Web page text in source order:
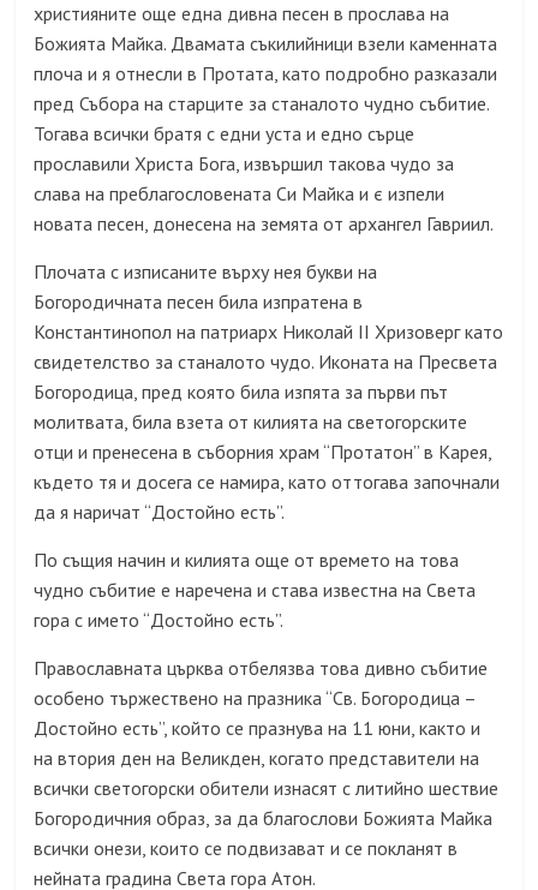
християните още една дивна песен в прослава на
Божията Майка. Двамата съкилийници взели каменната
плоча и я отнесли в Протата, като подробно разказали
пред Събора на старците за станалото чудно събитие.
Тогава всички братя с едни уста и едно сърце
прославили Христа Бога, извършил такова чудо за
слава на преблагословената Си Майка и є изпели
новата песен, донесена на земята от архангел Гавриил.
Плочата с изписаните върху нея букви на
Богородичната песен била изпратена в
Константинопол на патриарх Николай II Хризоверг като
свидетелство за станалото чудо. Иконата на Пресвета
Богородица, пред която била изпята за първи път
молитвата, била взета от килията на светогорските
отци и пренесена в съборния храм “Протатон” в Карея,
където тя и досега се намира, като оттогава започнали
да я наричат “Достойно есть”.
По същия начин и килията още от времето на това
чудно събитие е наречена и става известна на Свeта
гора с името “Достойно есть”.
Православната църква отбелязва това дивно събитие
особено тържествено на празника “Св. Богородица –
Достойно есть”, който се празнува на 11 юни, както и
на втория ден на Великден, когато представители на
всички светогорски обители изнасят с литийно шествие
Богородичния образ, за да благослови Божията Майка
всички онези, които се подвизават и се покланят в
нейната градина Света гора Атон.